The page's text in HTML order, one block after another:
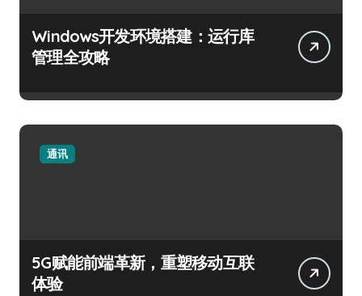
Windows开发环境搭建：运行库
管理全攻略
通讯
5G赋能前端革新，重塑移动互联
体验